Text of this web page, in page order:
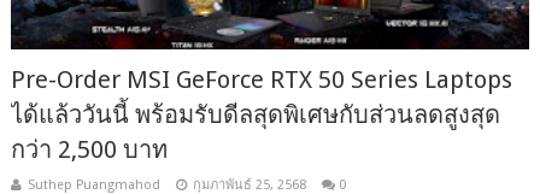
Pre-Order MSI GeForce RTX 50 Series Laptops
ได้แล้ววันนี้ พร้อมรับดีลสุดพิเศษกับส่วนลดสูงสุด
กว่า 2,500 บาท
Suthep Puangmahod กุมภาพันธ์ 25, 2568 0